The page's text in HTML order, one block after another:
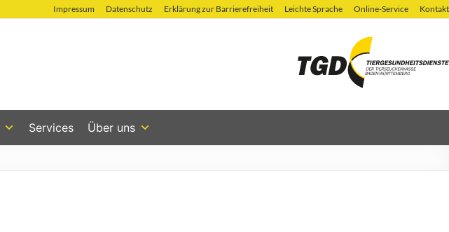
Impressum Datenschutz Erklärung zur Barrierefreiheit Leichte Sprache Online-Service Kontakt
Services Über uns